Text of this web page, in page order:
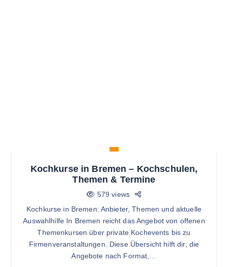
Kochkurse in Bremen – Kochschulen,
Themen & Termine
579 views
Kochkurse in Bremen: Anbieter, Themen und aktuelle
Auswahlhilfe In Bremen reicht das Angebot von offenen
Themenkursen über private Kochevents bis zu
Firmenveranstaltungen. Diese Übersicht hilft dir, die
Angebote nach Format,…